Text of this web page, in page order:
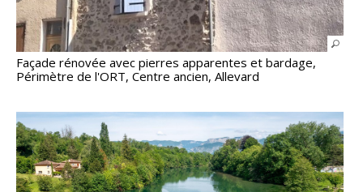
Façade rénovée avec pierres apparentes et bardage,
Périmètre de l'ORT, Centre ancien, Allevard